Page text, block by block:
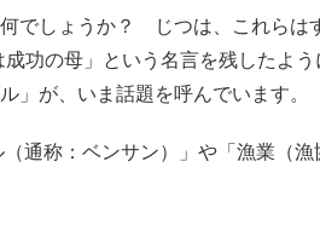
でしょうか？ じつは、これらは
功の母」という名言を残したよ
」が、いま話題を呼んでいます。
通称：ベンサン）」や「漁業（